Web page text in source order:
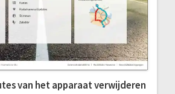
van het apparaat verwijderen